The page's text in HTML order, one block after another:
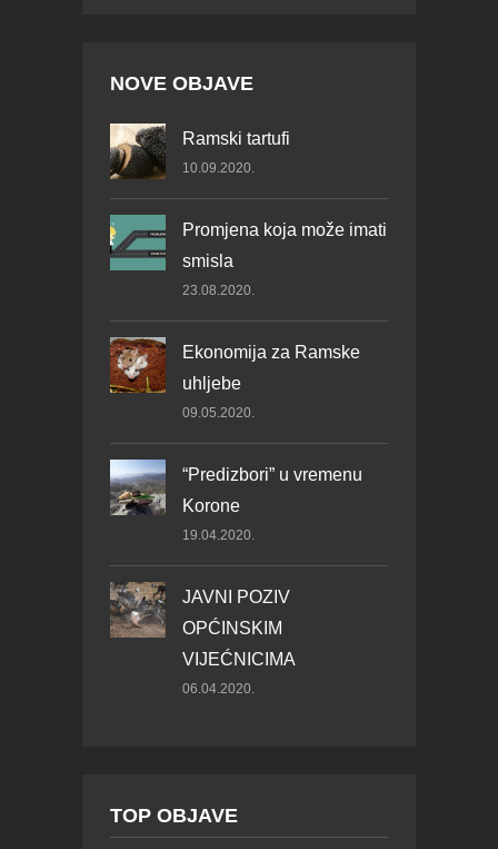
NOVE OBJAVE
Ramski tartufi
10.09.2020.
Promjena koja može imati
smisla
23.08.2020.
Ekonomija za Ramske
uhljebe
09.05.2020.
“Predizbori” u vremenu
Korone
19.04.2020.
JAVNI POZIV
OPĆINSKIM
VIJEĆNICIMA
06.04.2020.
TOP OBJAVE